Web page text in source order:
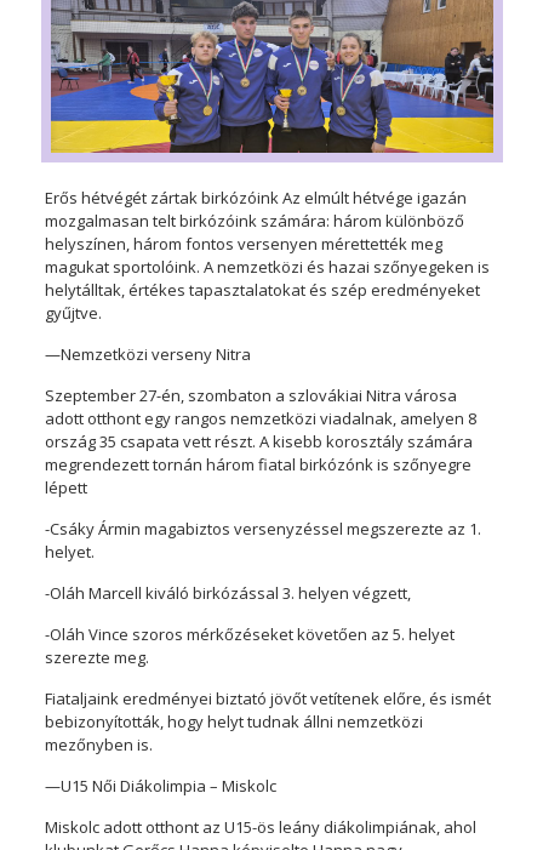
Erős hétvégét zártak birkózóink Az elmúlt hétvége igazán
mozgalmasan telt birkózóink számára: három különböző
helyszínen, három fontos versenyen mérettették meg
magukat sportolóink. A nemzetközi és hazai szőnyegeken is
helytálltak, értékes tapasztalatokat és szép eredményeket
gyűjtve.
—Nemzetközi verseny Nitra
Szeptember 27-én, szombaton a szlovákiai Nitra városa
adott otthont egy rangos nemzetközi viadalnak, amelyen 8
ország 35 csapata vett részt. A kisebb korosztály számára
megrendezett tornán három fiatal birkózónk is szőnyegre
lépett
-Csáky Ármin magabiztos versenyzéssel megszerezte az 1.
helyet.
-Oláh Marcell kiváló birkózással 3. helyen végzett,
-Oláh Vince szoros mérkőzéseket követően az 5. helyet
szerezte meg.
Fiataljaink eredményei biztató jövőt vetítenek előre, és ismét
bebizonyították, hogy helyt tudnak állni nemzetközi
mezőnyben is.
—U15 Női Diákolimpia – Miskolc
Miskolc adott otthont az U15-ös leány diákolimpiának, ahol